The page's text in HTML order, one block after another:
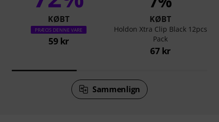
KØBT
PRÆCIS DENNE VARE
59 kr
KØBT
Holdon Xtra Clip Black 12pcs
Pack
67 kr
Sammenlign